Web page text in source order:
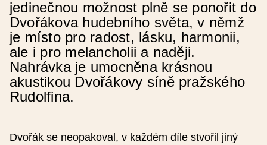
jedinečnou možnost plně se ponořit do
Dvořákova hudebního světa, v němž
je místo pro radost, lásku, harmonii,
ale i pro melancholii a naději.
Nahrávka je umocněna krásnou
akustikou Dvořákovy síně pražského
Rudolfina.
Dvořák se neopakoval, v každém díle stvořil jiný
Datum do
Čas do
Přidat reprízu